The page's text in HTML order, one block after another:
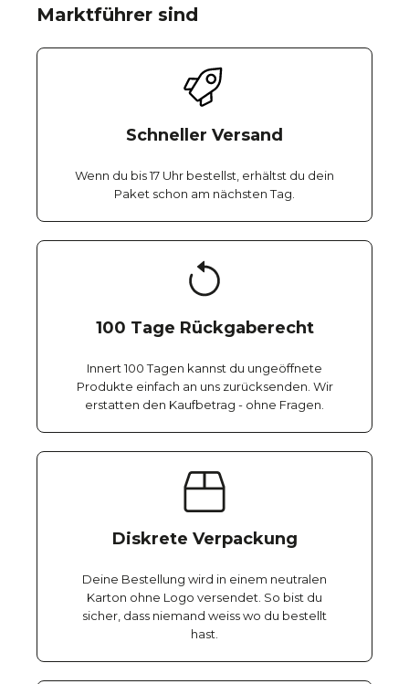
Marktführer sind
Schneller Versand
Wenn du bis 17 Uhr bestellst, erhältst du dein
Paket schon am nächsten Tag.
100 Tage Rückgaberecht
Innert 100 Tagen kannst du ungeöffnete
Produkte einfach an uns zurücksenden. Wir
erstatten den Kaufbetrag - ohne Fragen.
Diskrete Verpackung
Deine Bestellung wird in einem neutralen
Karton ohne Logo versendet. So bist du
sicher, dass niemand weiss wo du bestellt
hast.